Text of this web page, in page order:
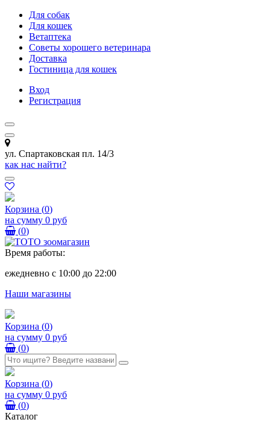
Для собак
Для кошек
Ветаптека
Советы хорошего ветеринара
Доставка
Гостиница для кошек
Вход
Регистрация
ул. Спартаковская пл. 14/3
как нас найти?
Корзина (0)
на сумму 0 руб
(0)
Время работы:
ежедневно с 10:00 до 22:00
Наши магазины
Корзина (0)
на сумму 0 руб
(0)
Корзина (0)
на сумму 0 руб
(0)
Каталог